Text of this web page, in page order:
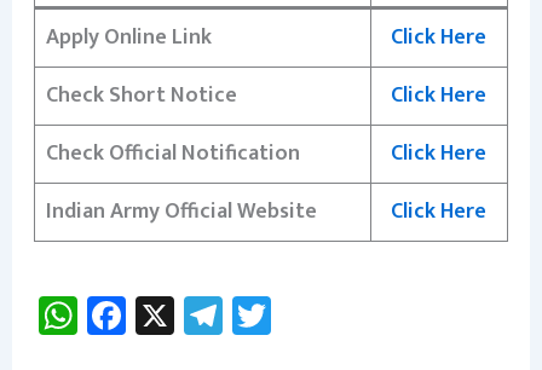
Apply Online Link
Click Here
Check Short Notice
Click Here
Check Official Notification
Click Here
Indian Army Official Website
Click Here
W
h
Fa
ce
X Te
le
T
wi